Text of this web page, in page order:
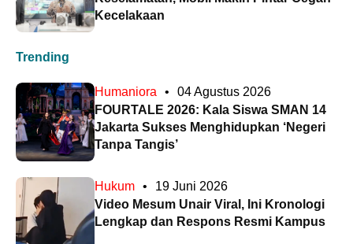
Kecelakaan
Trending
Humaniora •
04 Agustus 2026
FOURTALE 2026: Kala Siswa SMAN 14
Jakarta Sukses Menghidupkan ‘Negeri
Tanpa Tangis’
Hukum •
19 Juni 2026
Video Mesum Unair Viral, Ini Kronologi
Lengkap dan Respons Resmi Kampus